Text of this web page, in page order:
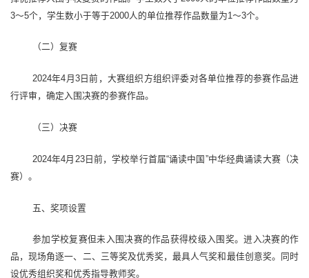
3～5个，学生数小于等于2000人的单位推荐作品数量为1～3个。
（二）复赛
2024年4月3日前，大赛组织方组织评委对各单位推荐的参赛作品进
行评审，确定入围决赛的参赛作品。
（三）决赛
2024年4月23日前，学校举行首届“诵读中国”中华经典诵读大赛（决
赛）。
五、奖项设置
参加学校复赛但未入围决赛的作品获得校级入围奖。进入决赛的作
品，现场角逐一、二、三等奖及优秀奖，最具人气奖和最佳创意奖。同时
设优秀组织奖和优秀指导教师奖。